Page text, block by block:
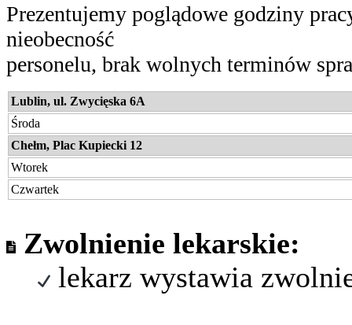
Prezentujemy poglądowe godziny
nieobecność
personelu, brak wolnych terminów
Lublin, ul. Zwycięska 6A
Środa
Chełm, Plac Kupiecki 12
Wtorek
Czwartek
Zwolnienie lekarskie:
lekarz wystawia